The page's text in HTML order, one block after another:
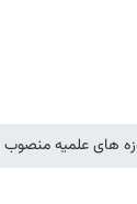
های علمیه